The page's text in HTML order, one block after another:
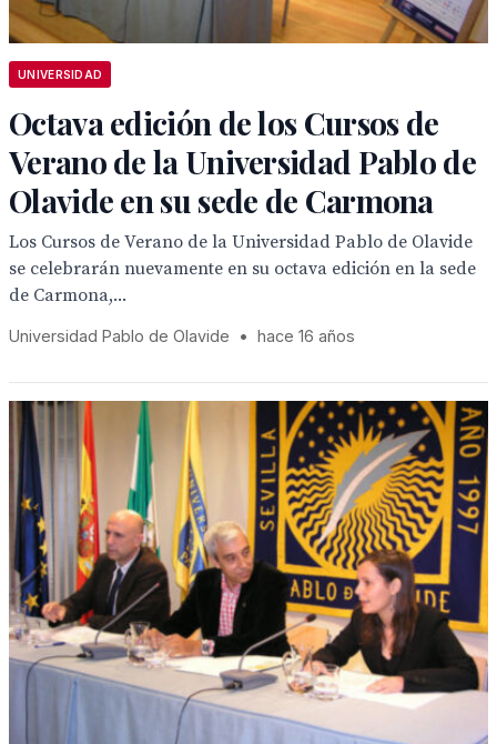
UNIVERSIDAD
Octava edición de los Cursos de
Verano de la Universidad Pablo de
Olavide en su sede de Carmona
Los Cursos de Verano de la Universidad Pablo de Olavide
se celebrarán nuevamente en su octava edición en la sede
de Carmona,...
Universidad Pablo de Olavide • hace 16 años